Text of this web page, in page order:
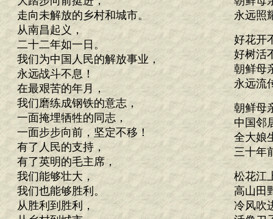
永远照
好花开
好树活
朝鲜母
永远流
朝鲜母
中国邻
全大娘
三十年
松花江
高山田
冷风吹
走向未解放的乡村和城市。
从南昌起义，
二十二年如一日。
我们为中国人民的解放事业，
永远战斗不息！
在最艰苦的年月，
我们磨练成钢铁的意志，
一面掩埋牺牲的同志，
一面步步向前，坚定不移！
有了人民的支持，
有了英明的毛主席，
我们能够壮大，
我们也能够胜利。
从胜利到胜利，